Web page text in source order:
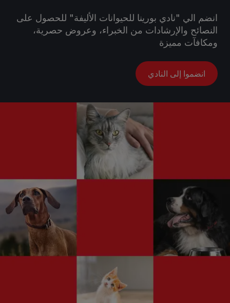
انضم الي "نادي بورينا للحيوانات الأليفة" للحصول على
النصائح والإرشادات من الخبراء، وعروض حصرية،
ومكافآت مميزة
انضموا إلى النادي